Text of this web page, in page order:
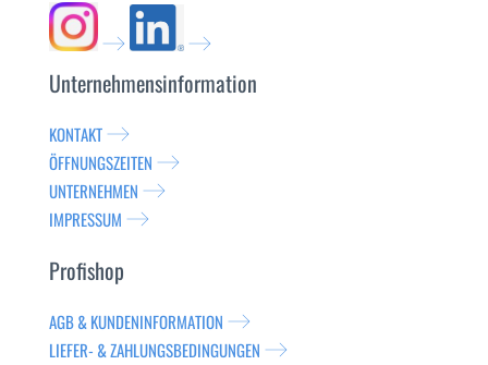
Unternehmensinformation
KONTAKT
ÖFFNUNGSZEITEN
UNTERNEHMEN
IMPRESSUM
Profishop
AGB & KUNDENINFORMATION
LIEFER- & ZAHLUNGSBEDINGUNGEN